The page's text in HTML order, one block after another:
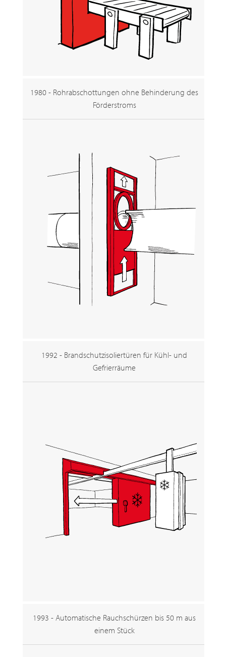
1980 - Rohrabschottungen ohne Behinderung des
Förderstroms
1992 - Brandschutzisoliertüren für Kühl- und
Gefrierräume
1993 - Automatische Rauchschürzen bis 50 m aus
einem Stück